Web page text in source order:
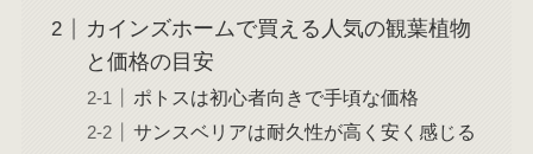
カインズホームで買える人気の観葉植物
と価格の目安
ポトスは初心者向きで手頃な価格
サンスベリアは耐久性が高く安く感じる